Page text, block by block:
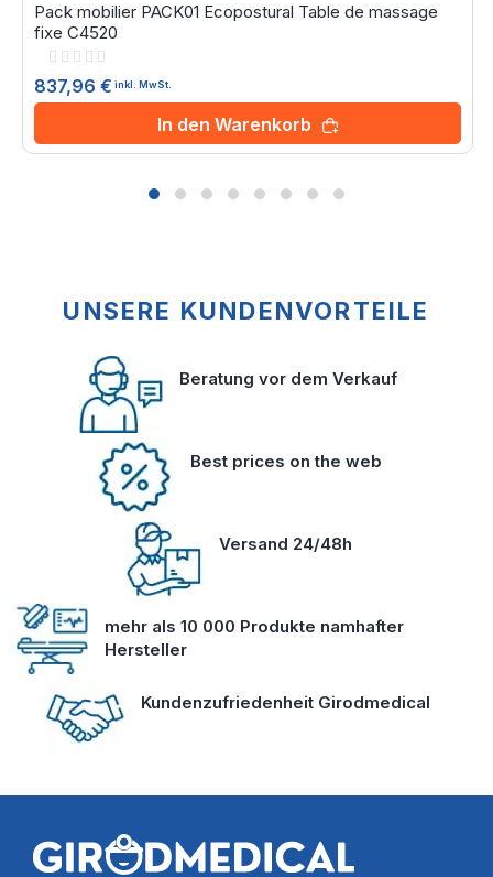
Pack mobilier PACK01 Ecopostural Table de massage
fixe C4520
Rating:
837,96 € inkl. MwSt.
In den Warenkorb
UNSERE KUNDENVORTEILE
Beratung vor dem Verkauf
Best prices on the web
Versand 24/48h
mehr als 10 000 Produkte namhafter
Hersteller
Kundenzufriedenheit Girodmedical